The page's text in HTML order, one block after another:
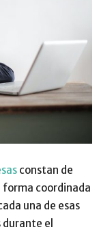
constan de
forma coordinada
una de esas
el